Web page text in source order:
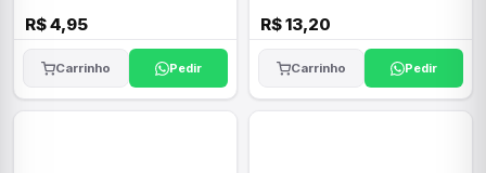
R$ 4,95
Carrinho Pedir
R$ 13,20
Carrinho Pedir